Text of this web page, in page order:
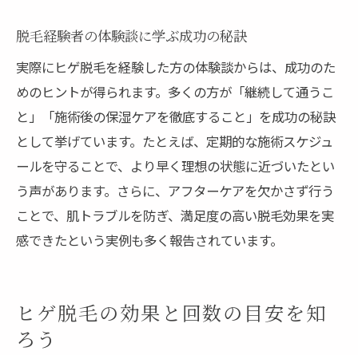
脱毛経験者の体験談に学ぶ成功の秘訣
実際にヒゲ脱毛を経験した方の体験談からは、成功のた
めのヒントが得られます。多くの方が「継続して通うこ
と」「施術後の保湿ケアを徹底すること」を成功の秘訣
として挙げています。たとえば、定期的な施術スケジュ
ールを守ることで、より早く理想の状態に近づいたとい
う声があります。さらに、アフターケアを欠かさず行う
ことで、肌トラブルを防ぎ、満足度の高い脱毛効果を実
感できたという実例も多く報告されています。
ヒゲ脱毛の効果と回数の目安を知
ろう